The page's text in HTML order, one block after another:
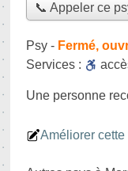
📞 Appeler ce
Psy - Fermé,
Services :
Une personne
Améliorer cette